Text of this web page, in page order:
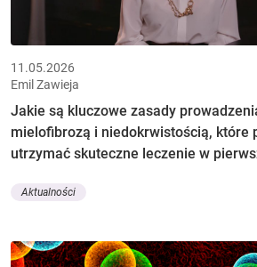
11.05.2026
Emil Zawieja
Jakie są kluczowe zasady
mielofibrozą i niedokrwistością, które
utrzymać skuteczne leczenie w
Aktualności